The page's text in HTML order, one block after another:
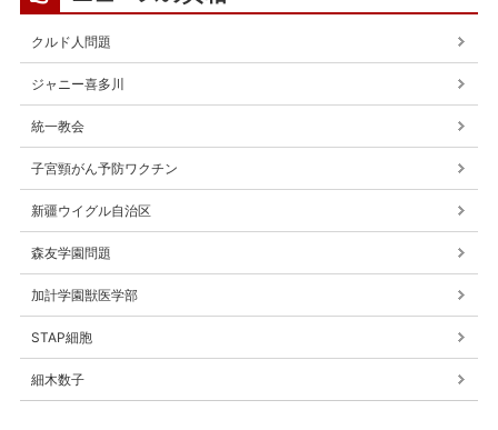
クルド人問題
ジャニー喜多川
統一教会
子宮頸がん予防ワクチン
新疆ウイグル自治区
森友学園問題
加計学園獣医学部
STAP細胞
細木数子